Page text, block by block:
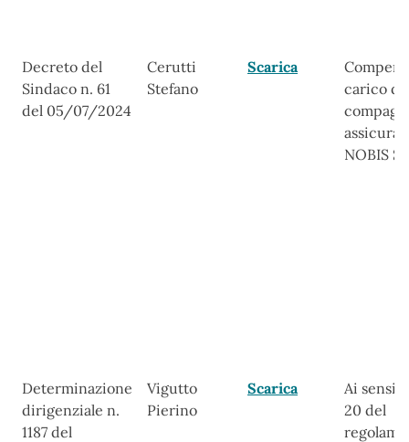
Decreto del
Sindaco n. 61
del 05/07/2024
Cerutti
Stefano
Scarica
carico
NOBIS
Determinazione
dirigenziale n.
1187 del
Vigutto
Pierino
Scarica
Ai sensi
20 del